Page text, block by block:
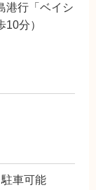
港行「ベイシ
分）
車可能